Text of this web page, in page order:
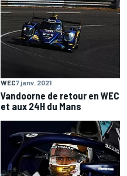
WEC7 janv. 2021
Vandoorne de retour en WEC
et aux 24H du Mans